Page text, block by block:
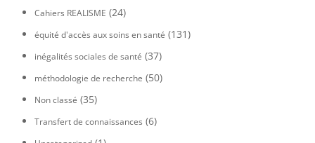
Cahiers REALISME (24)
équité d'accès aux soins en santé (131)
inégalités sociales de santé (37)
méthodologie de recherche (50)
Non classé (35)
Transfert de connaissances (6)